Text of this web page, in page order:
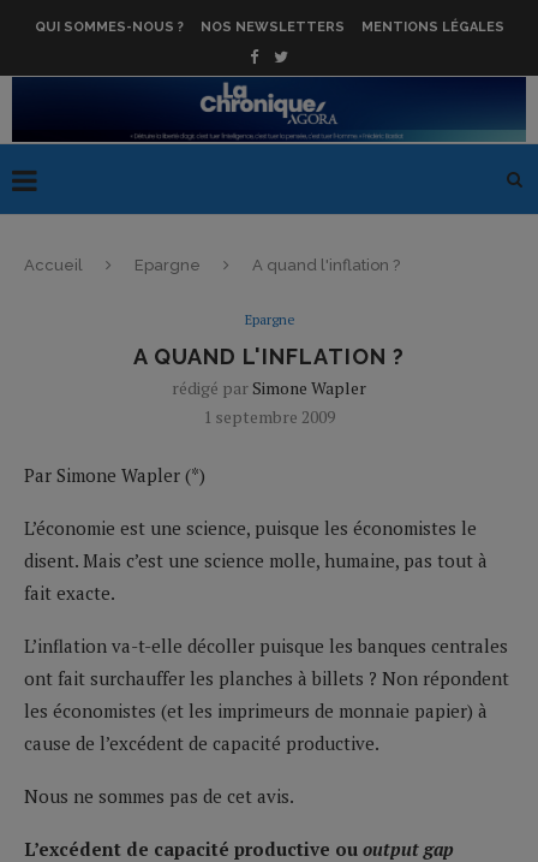
QUI SOMMES-NOUS ? NOS NEWSLETTERS MENTIONS LÉGALES
Accueil Epargne A quand l'inflation ?
Epargne
A QUAND L'INFLATION ?
rédigé par Simone Wapler
1 septembre 2009
Par Simone Wapler (*)
L’économie est une science, puisque les économistes le
disent. Mais c’est une science molle, humaine, pas tout à
fait exacte.
L’inflation va-t-elle décoller puisque les banques centrales
ont fait surchauffer les planches à billets ? Non répondent
les économistes (et les imprimeurs de monnaie papier) à
cause de l’excédent de capacité productive.
Nous ne sommes pas de cet avis.
L’excédent de capacité productive ou output gap